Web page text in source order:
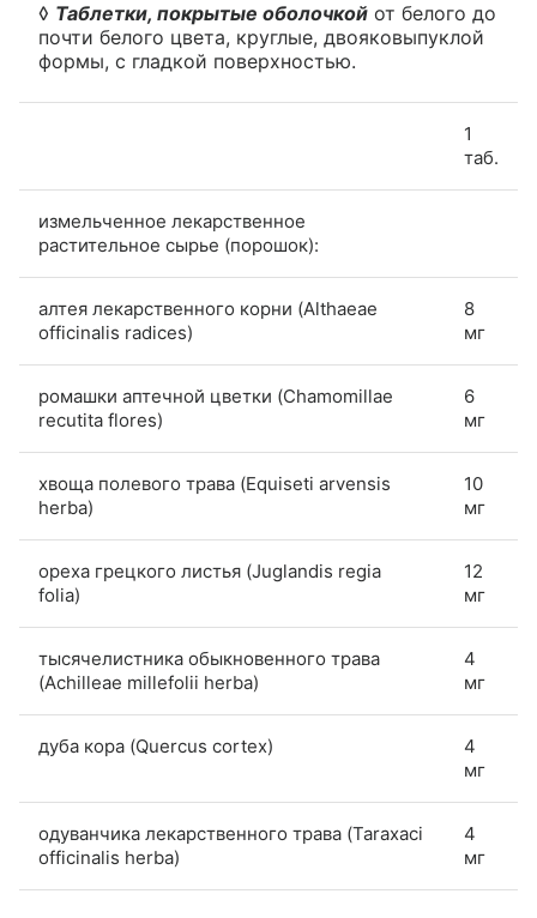
◊ Таблетки, покрытые оболочкой от белого до
почти белого цвета, круглые, двояковыпуклой
формы, с гладкой поверхностью.
1
таб.
измельченное лекарственное
растительное сырье (порошок):
алтея лекарственного корни (Althaeae
officinalis radices)
8
мг
ромашки аптечной цветки (Chamomillae
recutita flores)
6
мг
хвоща полевого трава (Equiseti arvensis
herba)
10
мг
ореха грецкого листья (Juglandis regia
folia)
12
мг
тысячелистника обыкновенного трава
(Achilleae millefolii herba)
4
мг
дуба кора (Quercus cortex)
4
мг
одуванчика лекарственного трава (Taraxaci
officinalis herba)
4
мг